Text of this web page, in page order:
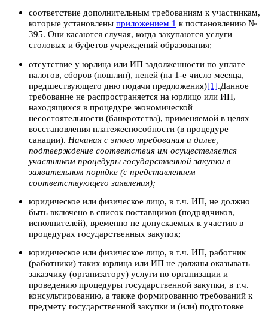
соответствие дополнительным требованиям к участникам,
которые установлены приложением 1 к постановлению №
395. Они касаются случая, когда закупаются услуги
столовых и буфетов учреждений образования;
отсутствие у юрлица или ИП задолженности по уплате
налогов, сборов (пошлин), пеней (на 1-е число месяца,
предшествующего дню подачи предложения)[1].Данное
требование не распространяется на юрлицо или ИП,
находящихся в процедуре экономической
несостоятельности (банкротства), применяемой в целях
восстановления платежеспособности (в процедуре
санации). Начиная с этого требования и далее,
подтверждение соответствия им осуществляется
участником процедуры государственной закупки в
заявительном порядке (с представлением
соответствующего заявления);
юридическое или физическое лицо, в т.ч. ИП, не должно
быть включено в список поставщиков (подрядчиков,
исполнителей), временно не допускаемых к участию в
процедурах государственных закупок;
юридическое или физическое лицо, в т.ч. ИП, работник
(работники) таких юрлица или ИП не должны оказывать
заказчику (организатору) услуги по организации и
проведению процедуры государственной закупки, в т.ч.
консультированию, а также формированию требований к
предмету государственной закупки и (или) подготовке